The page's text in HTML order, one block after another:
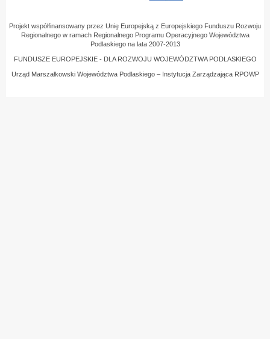
Projekt współfinansowany przez Unię Europejską z Europejskiego Funduszu Rozwoju
Regionalnego w ramach Regionalnego Programu Operacyjnego Województwa
Podlaskiego na lata 2007-2013
FUNDUSZE EUROPEJSKIE - DLA ROZWOJU WOJEWÓDZTWA PODLASKIEGO
Urząd Marszałkowski Województwa Podlaskiego – Instytucja Zarządzająca RPOWP